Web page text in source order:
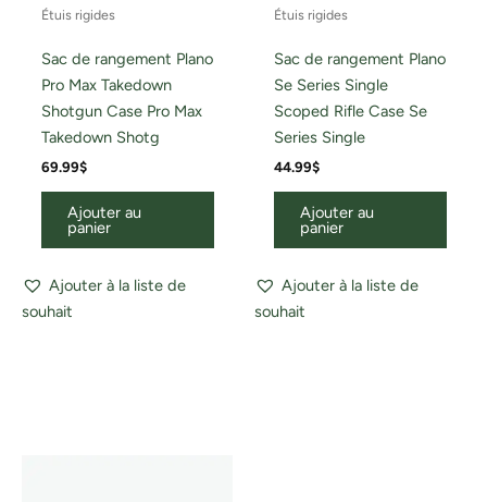
Étuis rigides
Sac de rangement Plano
Pro Max Takedown
Shotgun Case Pro Max
Takedown Shotg
69.99$
Ajouter au
panier
Ajouter à la liste de
souhait
Étuis rigides
Sac de rangement Plano
Se Series Single
Scoped Rifle Case Se
Series Single
44.99$
Ajouter au
panier
Ajouter à la liste de
souhait